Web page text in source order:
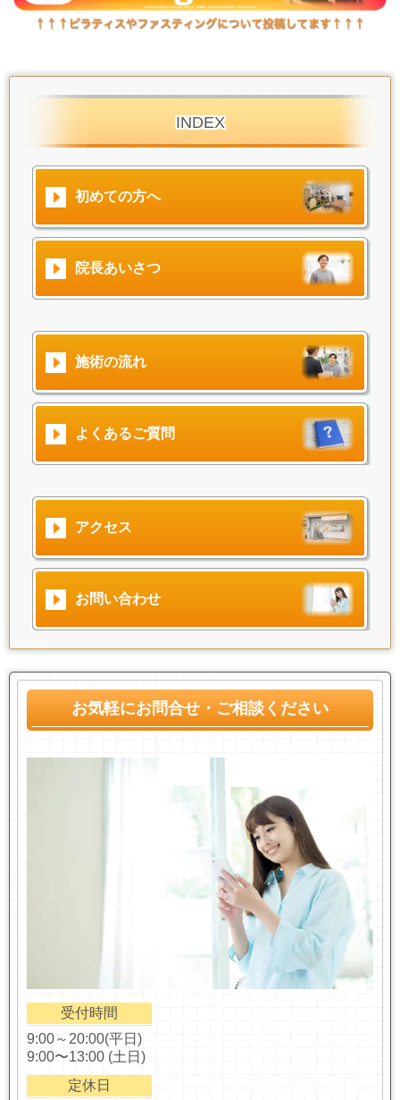
INDEX
初めての方へ
院長あいさつ
施術の流れ
よくあるご質問
アクセス
お問い合わせ
お気軽にお問合せ・ご相談ください
受付時間
9:00～20:00(平日)
9:00〜13:00 (土日)
定休日